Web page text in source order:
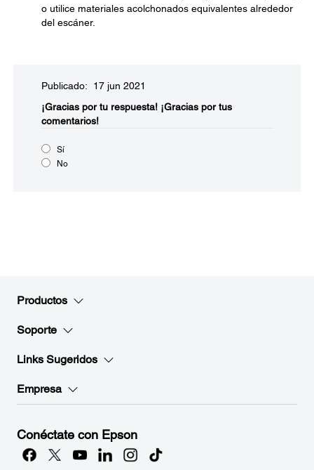
o utilice materiales acolchonados equivalentes alrededor
del escáner.
Publicado: 17 jun 2021
¡Gracias por tu respuesta! ¡Gracias por tus
comentarios!
Sí
No
Productos
Soporte
Links Sugeridos
Empresa
Conéctate con Epson